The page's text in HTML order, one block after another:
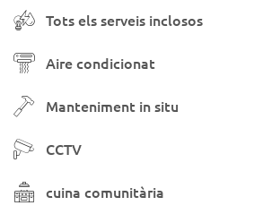
Tots els serveis inclosos
Aire condicionat
Manteniment in situ
CCTV
cuina comunitària